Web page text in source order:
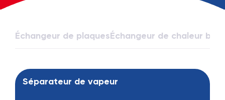
Échangeur de plaques Échangeur de chaleur
Séparateur de vapeur